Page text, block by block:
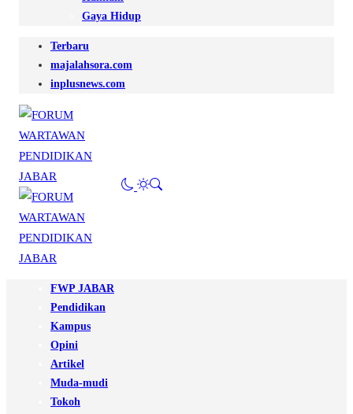
Gaya Hidup
Terbaru
majalahsora.com
inplusnews.com
FWP JABAR
Pendidikan
Kampus
Opini
Artikel
Muda-mudi
Tokoh